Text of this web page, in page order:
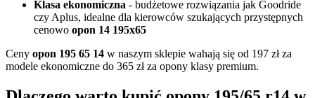
Klasa ekonomiczna - budżetowe rozwiązania jak Goodride
czy Aplus, idealne dla kierowców szukających przystępnych
cenowo opon 14 195x65
Ceny opon 195 65 14 w naszym sklepie wahają się od 197 zł za
modele ekonomiczne do 365 zł za opony klasy premium.